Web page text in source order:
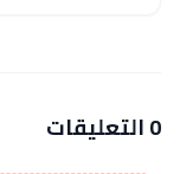
0 التعليقات